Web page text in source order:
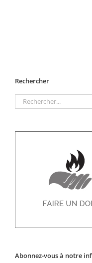
Rechercher
Rechercher:
Abonnez-vous à notre